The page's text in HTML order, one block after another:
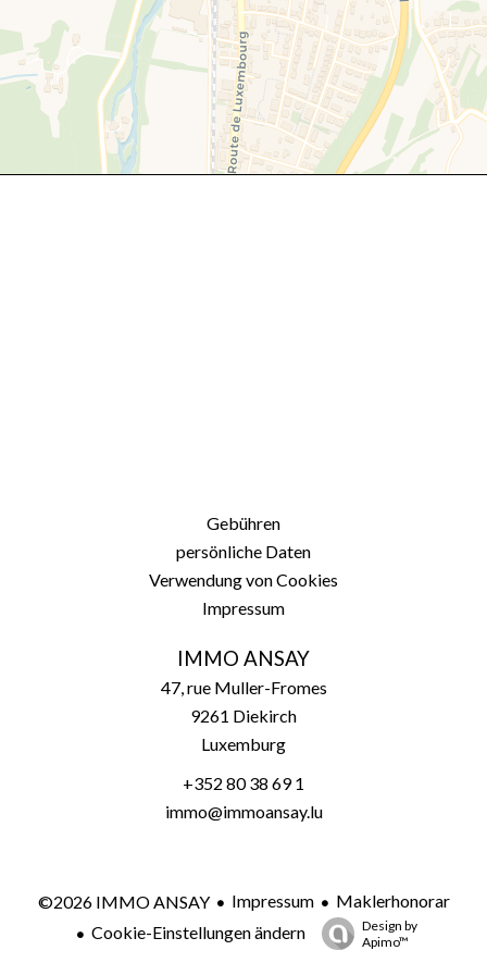
Gebühren
persönliche Daten
Verwendung von Cookies
Impressum
IMMO ANSAY
47, rue Muller-Fromes
9261 Diekirch
Luxemburg
+352 80 38 69 1
immo@immoansay.lu
©2026 IMMO ANSAY Impressum
Maklerhonorar
Cookie-Einstellungen ändern
Design by
Apimo™